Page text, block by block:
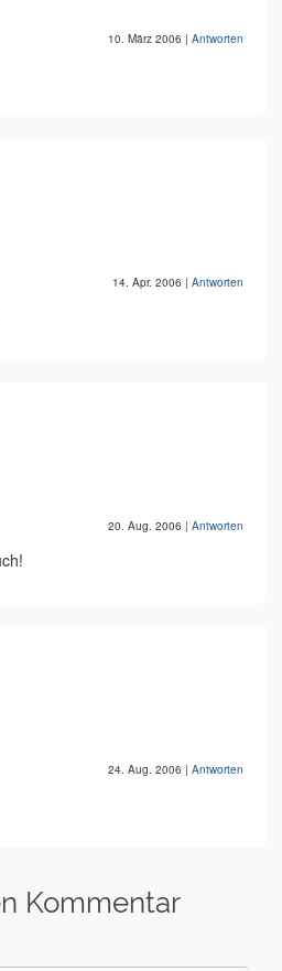
10. März 2006 | Antworten
14. Apr. 2006 | Antworten
20. Aug. 2006 | Antworten
24. Aug. 2006 | Antworten
Kommentar